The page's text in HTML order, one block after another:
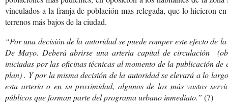
vinculados a la franja de población mas relegada, que lo hicieron
terrenos más bajos de la ciudad.
“Por una decisión de la autoridad se puede romper este efecto de la
De Mayo. Deberá abrirse una arteria capital de circulación
iniciadas por las oficinas técnicas al momento de la publicación de
plan) . Y por la misma decisión de la autoridad se elevará a lo
esta arteria o en su proximidad, algunos de los más vastos
públicos que forman parte del programa urbano inmediato.” (7)